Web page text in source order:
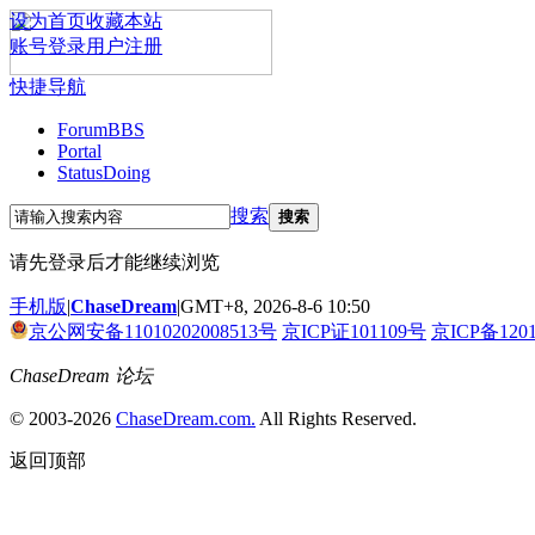
设为首页收藏本站
账号登录用户注册
快捷导航
ForumBBS
Portal
StatusDoing
搜索 搜索
请先登录后才能继续浏览
手机版|ChaseDream|GMT+8, 2026-8-6 10:50
京公网安备11010202008513号 京ICP证101109号 京ICP备
ChaseDream 论坛
© 2003-2026 ChaseDream.com. All Rights Reserved.
返回顶部